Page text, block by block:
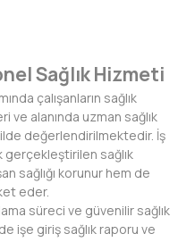
Sağlık Hizmeti
çalışanların sağlık
ve alanında uzman sağlık
değerlendirilmektedir. İş
gerçekleştirilen sağlık
sağlığı korunur hem de
eder.
süreci ve güvenilir sağlık
işe giriş sağlık raporu ve